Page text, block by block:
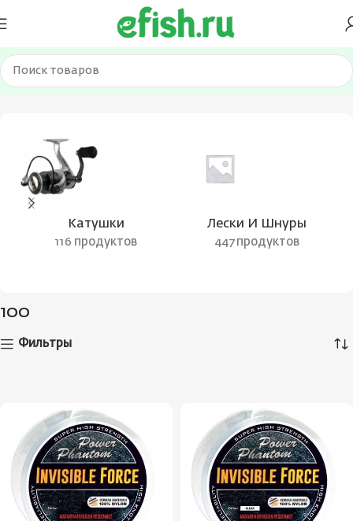
Главная Товар Размотка, м 100
Катушки
116 продуктов
Лески И Шнуры
447 продуктов
100
Фильтры